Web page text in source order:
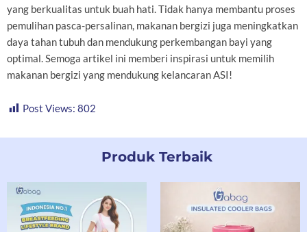
yang berkualitas untuk buah hati. Tidak hanya membantu proses
pemulihan pasca-persalinan, makanan bergizi juga meningkatkan
daya tahan tubuh dan mendukung perkembangan bayi yang
optimal. Semoga artikel ini memberi inspirasi untuk memilih
makanan bergizi yang mendukung kelancaran ASI!
Post Views: 802
Produk Terbaik